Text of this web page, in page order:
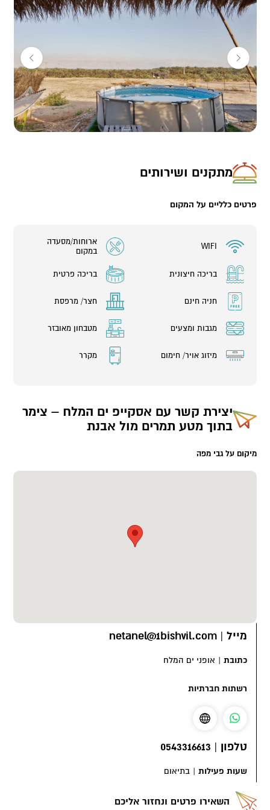
טיולי ג'יפים בים המלח
טיוליאופניים עצמאיים וריידרים חשמליים(בעיקר בחורף)
מסעדת
היחידה מתאימה לזוגות, שמבקשים לברוח מהמולת העיר, ולכל מי
שרוצה פשוט…
לפרטים ובדיקת זמינות –היכנסו לאתר שלנו!
מתקנים ושירותים
פרטים כלליים על המקום
WIFI
ארוחות/מסעדה
במקום
בריכה חיצונית בריכה פרטית
חניה חינם חצר/ מרפסת
מגבות ומצעים מטבחון מאובזר
מיזוג אויר/ חימום מקרר
יצירת קשר עם אסקייפ ים המלח – צימר
בתוך מטע תמרים מול אבנת
מיקום על גבי מפה
מייל |
netanel@1bishvil.com
כתובת | אופני ים המלח
רשתות חברתיות
טלפון |
0543316613
שעות פעילות | בתיאום
השאירו פרטים ונחזור אליכם